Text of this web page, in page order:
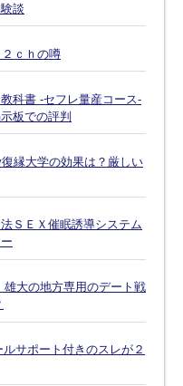
談
ｃｈの噂
科書 -セフレ量産コース-
板での評判
縁大学の効果は？厳しい
ＳＥＸ催眠誘導システム
大の地方専用のデート戦
サポート付きのスレが２